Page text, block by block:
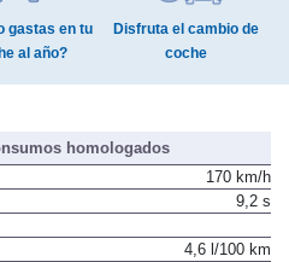
gastas en tu
al año?
Disfruta el cambio de
coche
homologados
170 km/h
9,2 s
4,6 l/100 km